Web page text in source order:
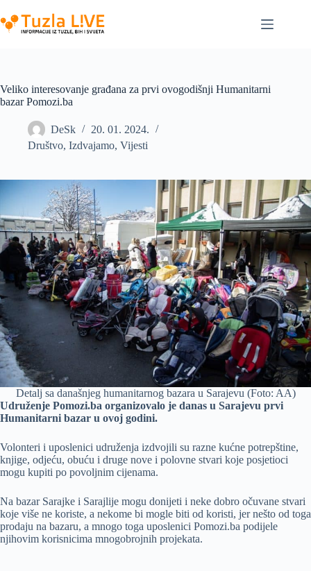
to
content
Veliko interesovanje građana za prvi ovogodišnji Humanitarni
bazar Pomozi.ba
DeSk
20. 01. 2024.
Društvo, Izdvajamo, Vijesti
Detalj sa današnjeg humanitarnog bazara u Sarajevu (Foto: AA)
Udruženje Pomozi.ba organizovalo je danas u Sarajevu prvi
Humanitarni bazar u ovoj godini.
Volonteri i uposlenici udruženja izdvojili su razne kućne potrepštine,
knjige, odjeću, obuću i druge nove i polovne stvari koje posjetioci
mogu kupiti po povoljnim cijenama.
Na bazar Sarajke i Sarajlije mogu donijeti i neke dobro očuvane stvari
koje više ne koriste, a nekome bi mogle biti od koristi, jer nešto od toga
prodaju na bazaru, a mnogo toga uposlenici Pomozi.ba podijele
njihovim korisnicima mnogobrojnih projekata.